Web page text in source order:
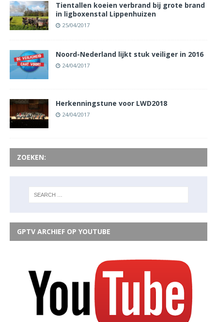
Tientallen koeien verbrand bij grote brand
in ligboxenstal Lippenhuizen
25/04/2017
Noord-Nederland lijkt stuk veiliger in 2016
24/04/2017
Herkenningstune voor LWD2018
24/04/2017
ZOEKEN:
GPTV ARCHIEF OP YOUTUBE